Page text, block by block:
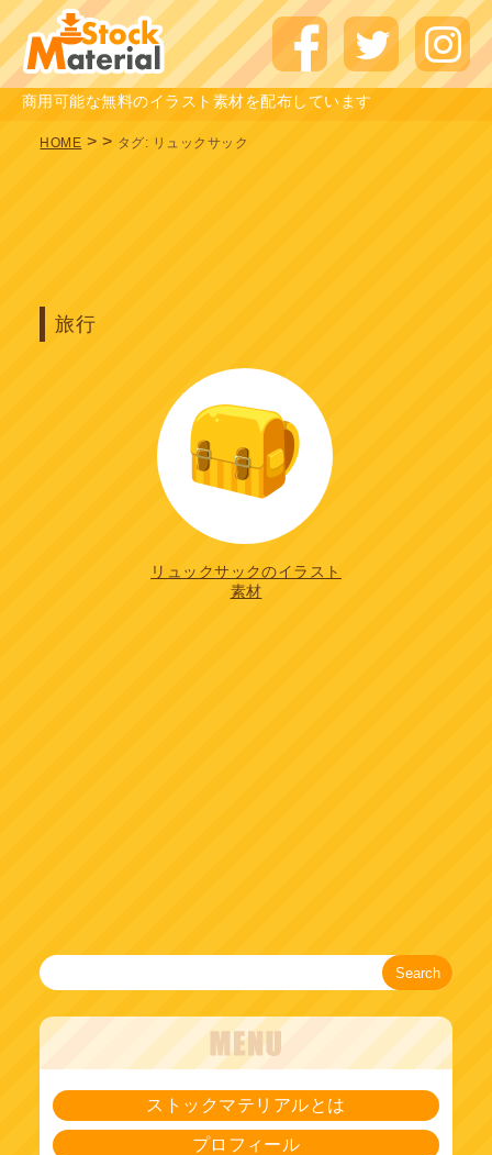
商用可能な無料のイラスト素材を配布しています
HOME > > タグ: リュックサック
旅行
リュックサックのイラスト
素材
Search
ストックマテリアルとは
プロフィール